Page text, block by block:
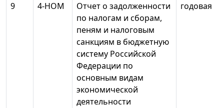
9 4-НОМ
Отчет о задолженности
по налогам и сборам,
пеням и налоговым
санкциям в бюджетную
систему Российской
Федерации по
основным видам
экономической
деятельности
годовая